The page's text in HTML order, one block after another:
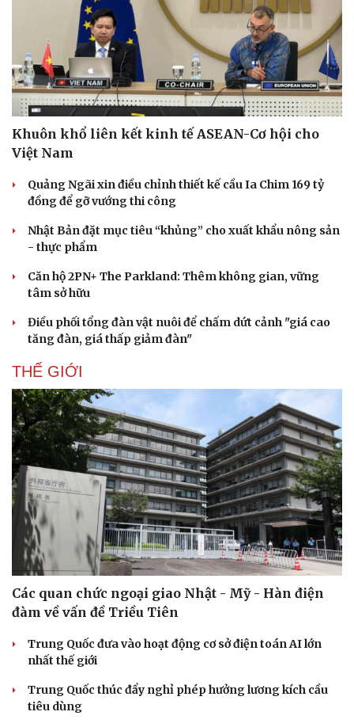
Thể thao
Bóng đá
Lịch thi đấu bóng đá
Thế giới thể thao
eSports
Hậu trường
Ô tô - Xe máy
Ô tô
Khuôn khổ liên kết kinh tế ASEAN-Cơ hội cho
Việt Nam
Quảng Ngãi xin điều chỉnh thiết kế cầu Ia Chim 169 tỷ
đồng để gỡ vướng thi công
Nhật Bản đặt mục tiêu “khủng” cho xuất khẩu nông sản
- thực phẩm
Căn hộ 2PN+ The Parkland: Thêm không gian, vững
tâm sở hữu
Điều phối tổng đàn vật nuôi để chấm dứt cảnh "giá cao
tăng đàn, giá thấp giảm đàn"
THẾ GIỚI
Các quan chức ngoại giao Nhật - Mỹ - Hàn điện
đàm về vấn đề Triều Tiên
Trung Quốc đưa vào hoạt động cơ sở điện toán AI lớn
nhất thế giới
Trung Quốc thúc đẩy nghỉ phép hưởng lương kích cầu
tiêu dùng